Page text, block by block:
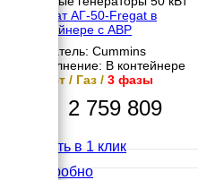
Фрегат АГ-50-Fregat в
контейнере с АВР
Двигатель: Cummins
Исполнение: В контейнере
50 кВт / Газ / 3 фазы
2 759 809
Купить в 1 клик
Подробно